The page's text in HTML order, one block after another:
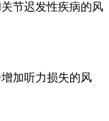
节迟发性疾病的风
加听力损失的风